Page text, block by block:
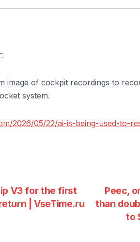
image of cockpit recordings to
system.
2026/05/22/ai-is-being-used-to-
Peec,
than
to
V3 for the first
| VseTime.ru